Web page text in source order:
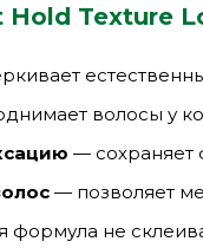
Hold Texture
волосы у
— сохраняет
— позволяет
не